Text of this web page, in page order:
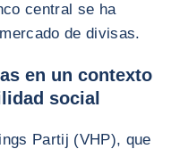
central se ha
de divisas.
en un contexto
social
Partij (VHP), que